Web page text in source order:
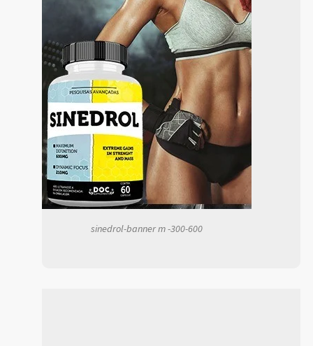
sinedrol-banner m -300-600